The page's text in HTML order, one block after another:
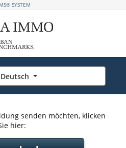
SYSTEM
Deutsch
senden möchten, klicken
hier: